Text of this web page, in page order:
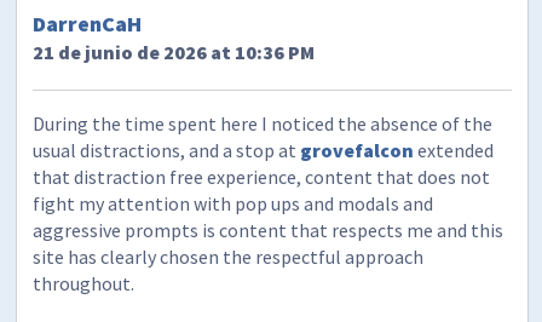
DarrenCaH
21 de junio de 2026 at 10:36 PM
During the time spent here I noticed the absence of the
usual distractions, and a stop at grovefalcon extended
that distraction free experience, content that does not
fight my attention with pop ups and modals and
aggressive prompts is content that respects me and this
site has clearly chosen the respectful approach
throughout.